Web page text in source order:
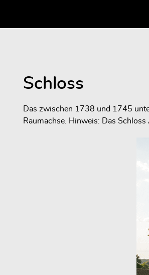
Schloss
Das zwischen 1738 und 1745
Raumachse. Hinweis: Das